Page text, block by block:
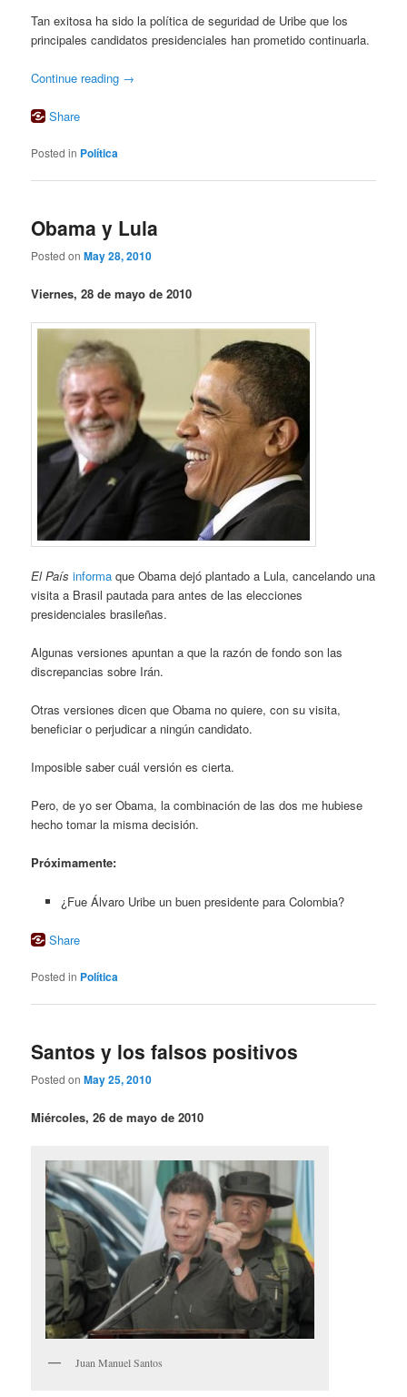
Tan exitosa ha sido la política de seguridad de Uribe que los
principales candidatos presidenciales han prometido continuarla.
Continue reading →
Share
Posted in Política
Obama y Lula
Posted onMay 28, 2010
Viernes, 28 de mayo de 2010
El País informa que Obama dejó plantado a Lula, cancelando una
visita a Brasil pautada para antes de las elecciones
presidenciales brasileñas.
Algunas versiones apuntan a que la razón de fondo son las
discrepancias sobre Irán.
Otras versiones dicen que Obama no quiere, con su visita,
beneficiar o perjudicar a ningún candidato.
Imposible saber cuál versión es cierta.
Pero, de yo ser Obama, la combinación de las dos me hubiese
hecho tomar la misma decisión.
Próximamente:
¿Fue Álvaro Uribe un buen presidente para Colombia?
Share
Posted in Política
Santos y los falsos positivos
Posted onMay 25, 2010
Miércoles, 26 de mayo de 2010
Juan Manuel Santos